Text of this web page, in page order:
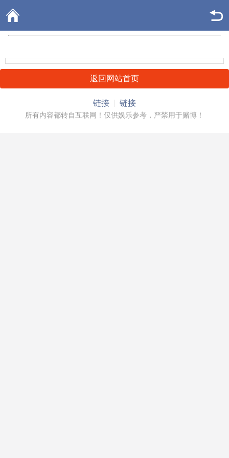
返回网站首页
链接 链接
所有内容都转自互联网！仅供娱乐参考，严禁用于赌博！